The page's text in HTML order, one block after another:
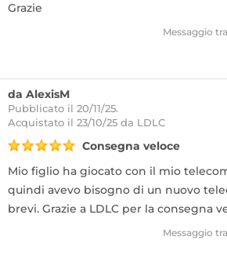
Grazie
Messaggio
da AlexisM
Pubblicato il 20/11/25.
Acquistato il 23/10/25 da LDLC
Consegna veloce
Mio figlio ha giocato con il mio
quindi avevo bisogno di un nuovo
brevi. Grazie a LDLC per la consegna
Messaggio